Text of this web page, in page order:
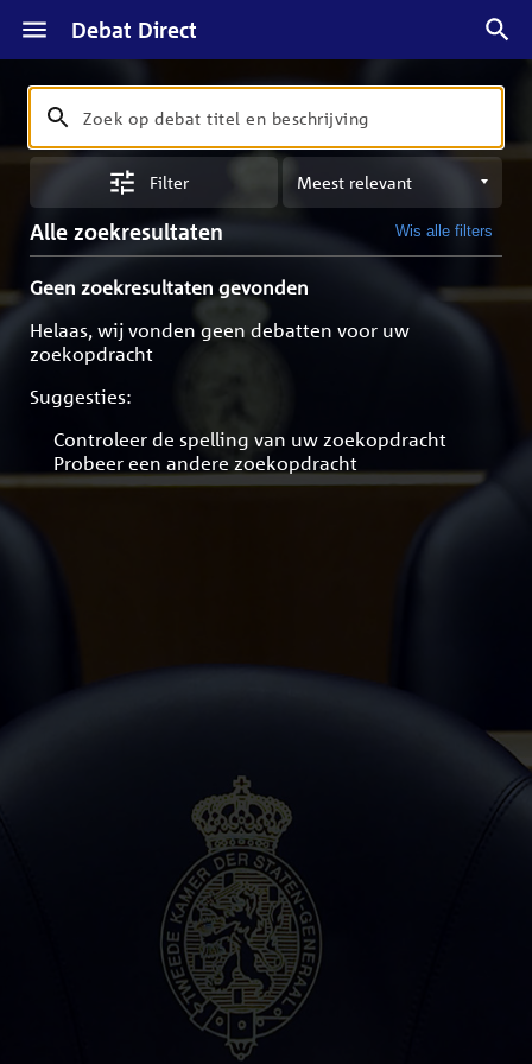
Debat Direct
Zoeken
Zoek
op
en
beschrijving
Filter
Sorteren
op
meest
Alle zoekresultaten Wis alle filters
Geen zoekresultaten gevonden
Helaas, wij vonden geen debatten voor uw
zoekopdracht
Suggesties:
Controleer de spelling van uw zoekopdracht
Probeer een andere zoekopdracht